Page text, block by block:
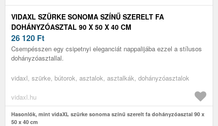
VIDAXL SZÜRKE SONOMA SZÍNŰ SZERELT FA
DOHÁNYZÓASZTAL 90 X 50 X 40 CM
26 120 Ft
Csempésszen egy csipetnyi eleganciát nappalijába ezzel a stílusos
dohányzóasztallal.
vidaxl, szürke, bútorok, asztalok, asztalkák, dohányzóasztalok
vidaxl.hu
Hasonlók, mint vidaXL szürke sonoma színű szerelt fa dohányzóasztal 90 x
50 x 40 cm